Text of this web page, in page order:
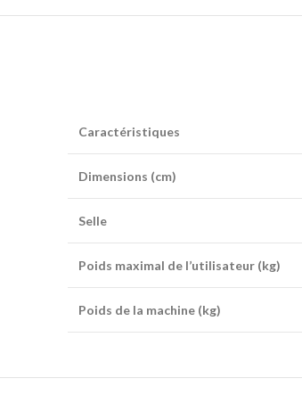
Caractéristiques
Dimensions (cm)
Selle
Poids maximal de l’utilisateur (kg)
Poids de la machine (kg)